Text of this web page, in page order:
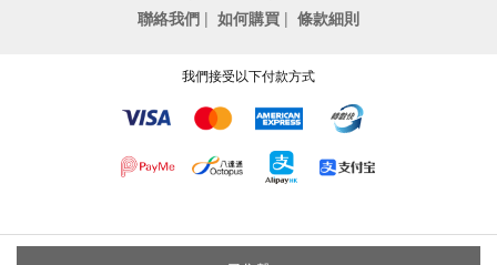
聯絡我們 | 如何購買 | 條款細則
我們接受以下付款方式